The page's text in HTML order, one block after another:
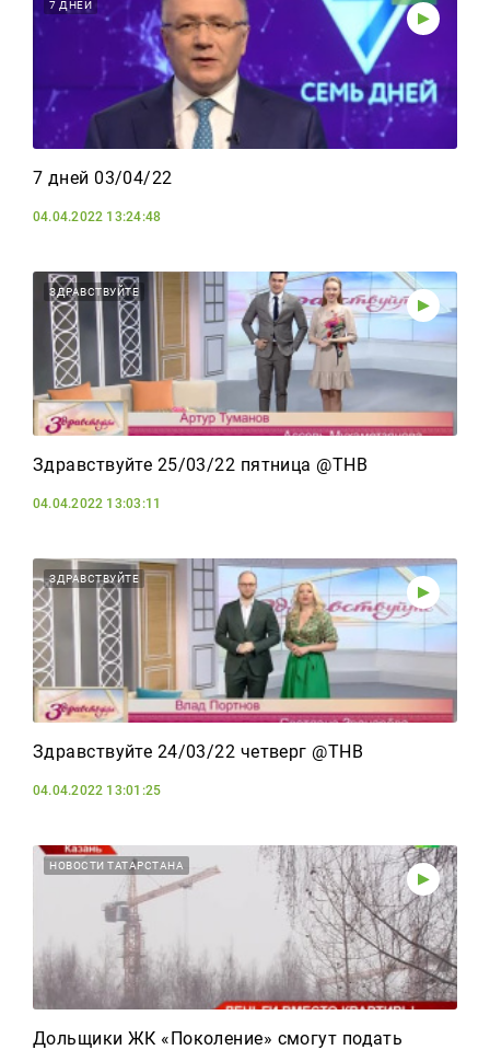
Реклама
Для связи
+7 (843) 570−50−00
reception@tnvtv.ru
7 ДНЕЙ
7 дней 03/04/22
04.04.2022 13:24:48
ЗДРАВСТВУЙТЕ
Здравствуйте 25/03/22 пятница @ТНВ ​
04.04.2022 13:03:11
ЗДРАВСТВУЙТЕ
Здравствуйте 24/03/22 четверг @ТНВ
04.04.2022 13:01:25
НОВОСТИ ТАТАРСТАНА
Дольщики ЖК «Поколение» смогут подать